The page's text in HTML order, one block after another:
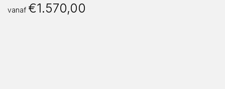
vanaf €1.570,00